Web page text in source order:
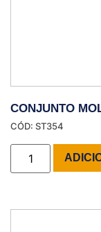
CONJUNTO
CÓD: ST354